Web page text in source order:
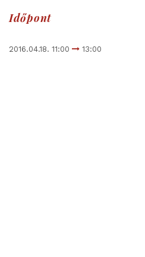
Időpont
2016.04.18. 11:00 13:00